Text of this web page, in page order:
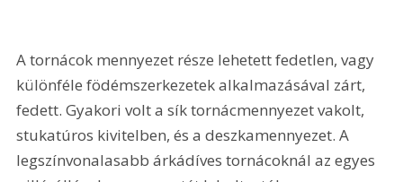
A tornácok mennyezet része lehetett fedetlen, vagy
különféle födémszerkezetek alkalmazásával zárt,
fedett. Gyakori volt a sík tornácmennyezet vakolt,
stukatúros kivitelben, és a deszkamennyezet. A
legszínvonalasabb árkádíves tornácoknál az egyes